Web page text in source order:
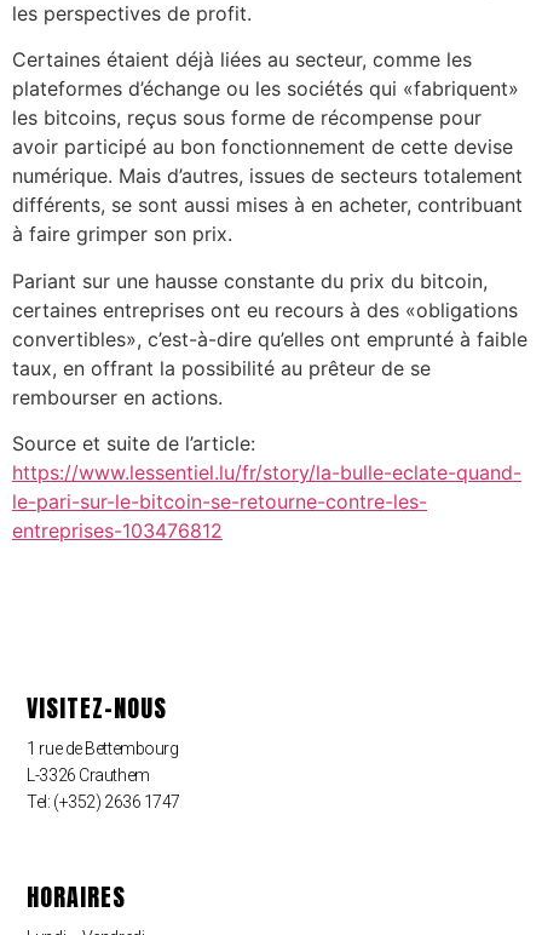
les perspectives de profit.
Certaines étaient déjà liées au secteur, comme les
plateformes d’échange ou les sociétés qui «fabriquent»
les bitcoins, reçus sous forme de récompense pour
avoir participé au bon fonctionnement de cette devise
numérique. Mais d’autres, issues de secteurs totalement
différents, se sont aussi mises à en acheter, contribuant
à faire grimper son prix.
Pariant sur une hausse constante du prix du bitcoin,
certaines entreprises ont eu recours à des «obligations
convertibles», c’est-à-dire qu’elles ont emprunté à faible
taux, en offrant la possibilité au prêteur de se
rembourser en actions.
Source et suite de l’article:
https://www.lessentiel.lu/fr/story/la-bulle-eclate-quand-
le-pari-sur-le-bitcoin-se-retourne-contre-les-
entreprises-103476812
VISITEZ-NOUS
1 rue de Bettembourg
L-3326 Crauthem
Tel: (+352) 2636 1747
HORAIRES